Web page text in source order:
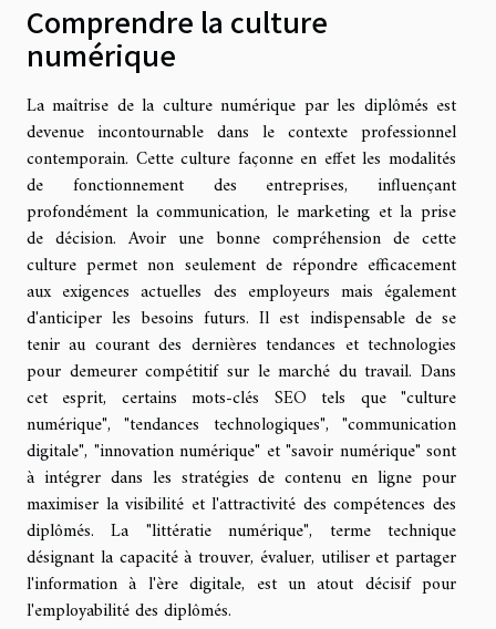
Comprendre la culture
numérique
La maîtrise de la culture numérique par les diplômés est
devenue incontournable dans le contexte professionnel
contemporain. Cette culture façonne en effet les modalités
de fonctionnement des entreprises, influençant
profondément la communication, le marketing et la prise
de décision. Avoir une bonne compréhension de cette
culture permet non seulement de répondre efficacement
aux exigences actuelles des employeurs mais également
d'anticiper les besoins futurs. Il est indispensable de se
tenir au courant des dernières tendances et technologies
pour demeurer compétitif sur le marché du travail. Dans
cet esprit, certains mots-clés SEO tels que "culture
numérique", "tendances technologiques", "communication
digitale", "innovation numérique" et "savoir numérique" sont
à intégrer dans les stratégies de contenu en ligne pour
maximiser la visibilité et l'attractivité des compétences des
diplômés. La "littératie numérique", terme technique
désignant la capacité à trouver, évaluer, utiliser et partager
l'information à l'ère digitale, est un atout décisif pour
l'employabilité des diplômés.